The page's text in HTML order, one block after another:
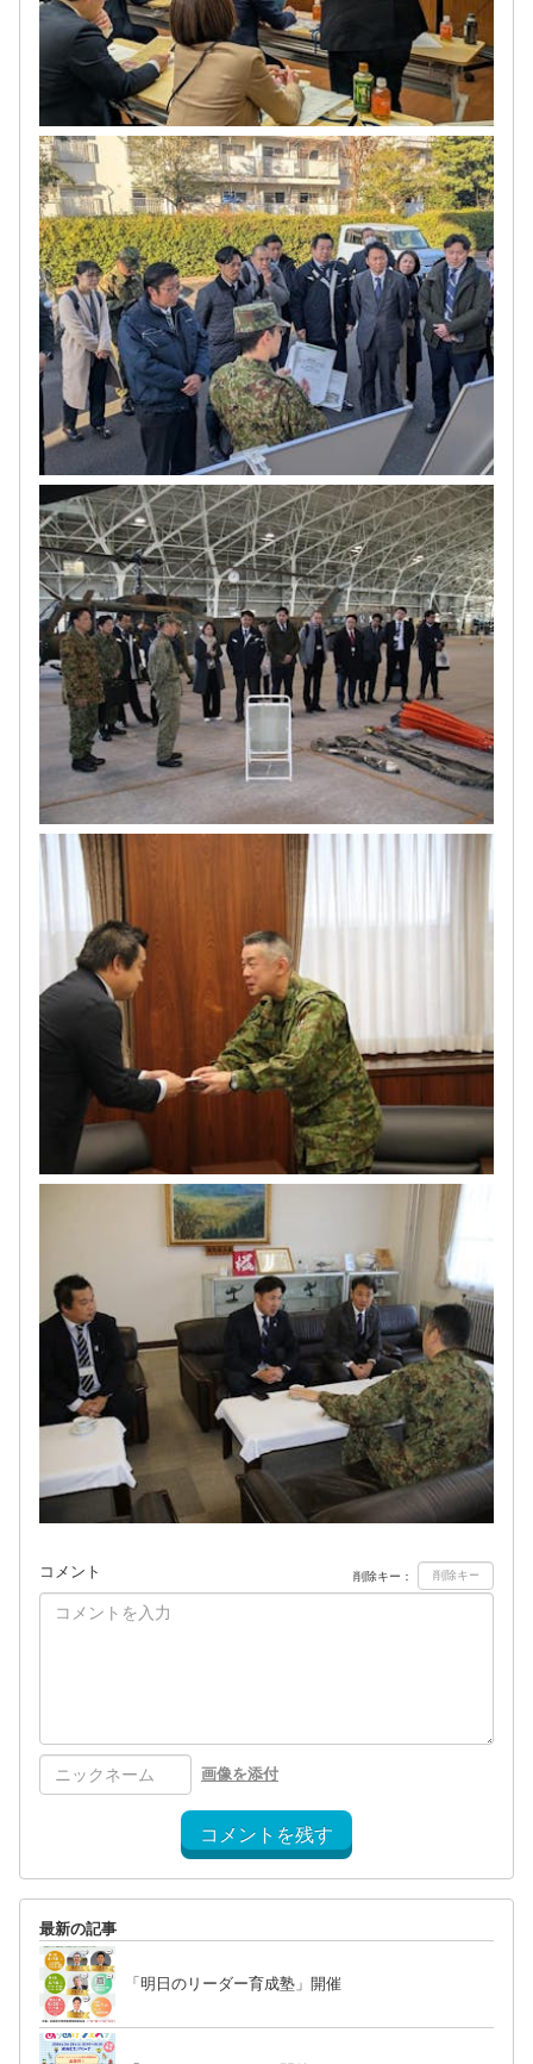
コメント 削除キー：
画像を添付
コメントを残す
最新の記事
「明日のリーダー育成塾」開催